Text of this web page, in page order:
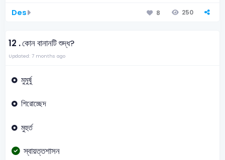
Des 8 250
12 .কোন বানানটি শুদ্ধ?
Updated: 7 months ago
মুমুর্ষু
শিরোচ্ছেদ
মুহুর্ত
স্বায়ত্তশাসন